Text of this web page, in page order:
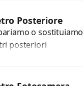
morti? Sostituiamo
completi...
Posteriore
o sostituiamo
posteriori
e ripristinare